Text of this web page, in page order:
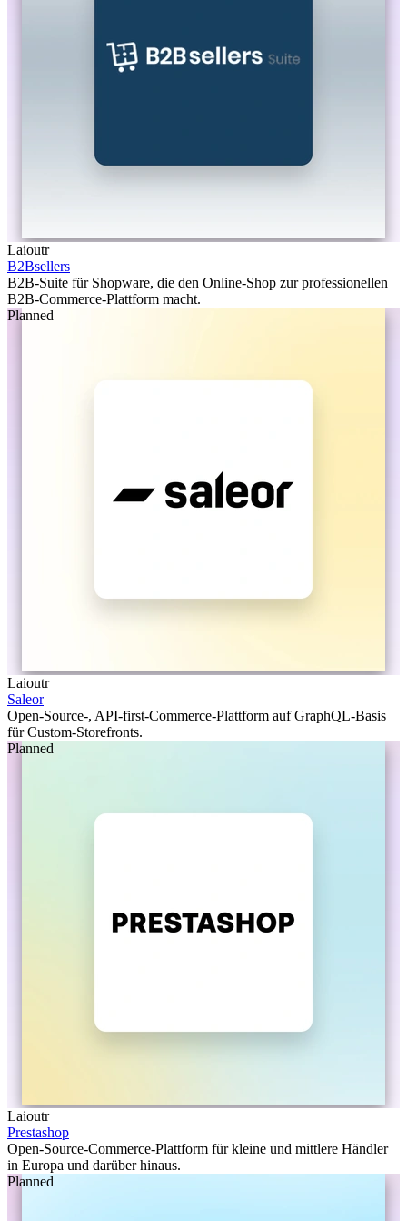
Laioutr
B2Bsellers
B2B-Suite für Shopware, die den Online-Shop zur professionellen
B2B-Commerce-Plattform macht.
Planned
Laioutr
Saleor
Open-Source-, API-first-Commerce-Plattform auf GraphQL-Basis
für Custom-Storefronts.
Planned
Laioutr
Prestashop
Open-Source-Commerce-Plattform für kleine und mittlere Händler
in Europa und darüber hinaus.
Planned